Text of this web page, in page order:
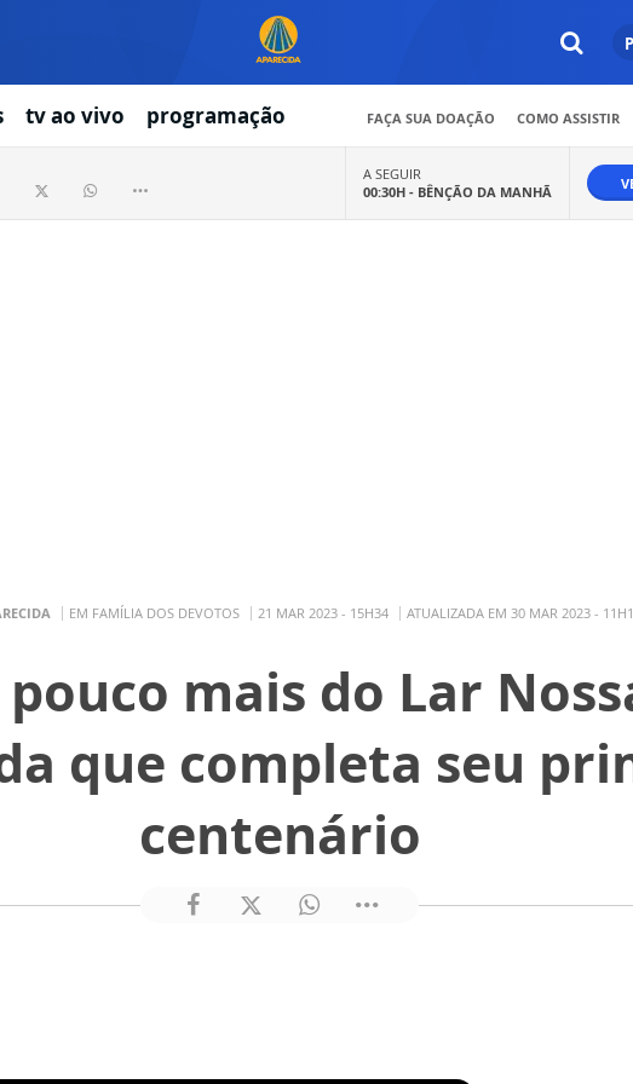
tv ao vivo programação FAÇA SUA DOAÇÃO COMO ASSISTIR
A SEGUIR
00:30H - BÊNÇÃO DA MANHÃ
EM FAMÍLIA DOS DEVOTOS 21 MAR 2023 - 15H34 ATUALIZADA EM 30 MAR 2023 -
mais do Lar
que completa seu
centenário